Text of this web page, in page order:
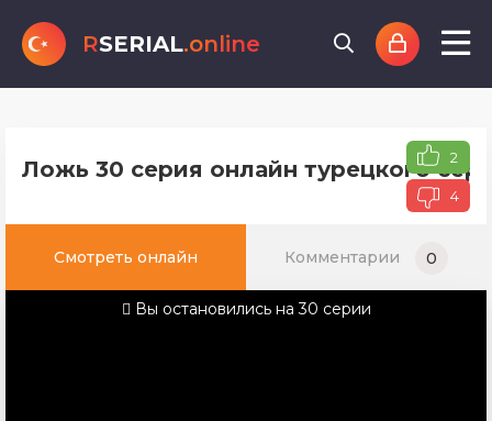
RSERIAL.online
Ложь 30 серия онлайн турецкого 2
4
Смотреть онлайн Комментарии 0
Вы остановились на 30 серии